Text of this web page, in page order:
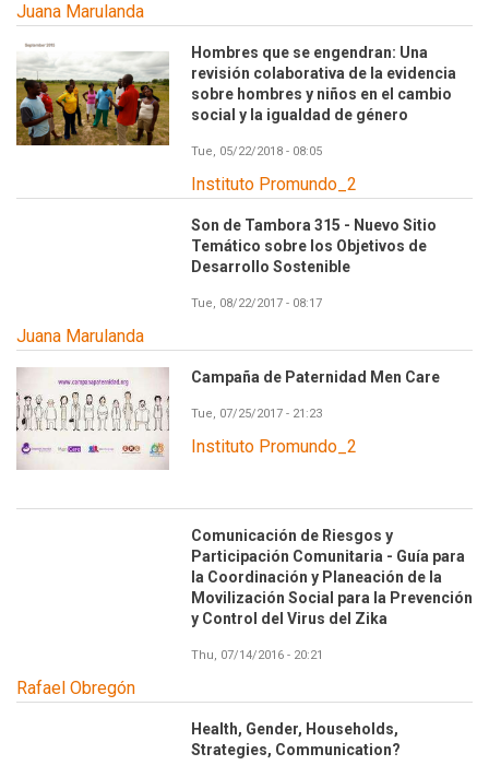
Juana Marulanda
Hombres que se engendran: Una
revisión colaborativa de la evidencia
sobre hombres y niños en el cambio
social y la igualdad de género
Tue, 05/22/2018 - 08:05
Instituto Promundo_2
Son de Tambora 315 - Nuevo Sitio
Temático sobre los Objetivos de
Desarrollo Sostenible
Tue, 08/22/2017 - 08:17
Juana Marulanda
Campaña de Paternidad Men Care
Tue, 07/25/2017 - 21:23
Instituto Promundo_2
Comunicación de Riesgos y
Participación Comunitaria - Guía para
la Coordinación y Planeación de la
Movilización Social para la Prevención
y Control del Virus del Zika
Thu, 07/14/2016 - 20:21
Rafael Obregón
Health, Gender, Households,
Strategies, Communication?